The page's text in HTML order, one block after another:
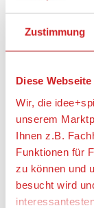
Zustimmung
Diese
Wir, die
unserem
Ihnen z.B.
Funktionen für
zu können und
besucht wird
Spinjitzu-
70633
70637
• Dieses
Alter von 6
• Der
hoch, 8 cm
• Der
und 2 cm tief.